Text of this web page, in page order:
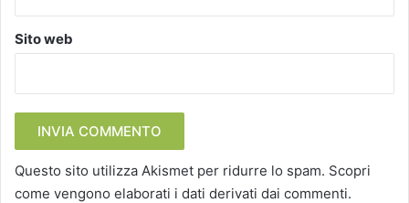
Sito web
Questo sito utilizza Akismet per ridurre lo spam. Scopri
come vengono elaborati i dati derivati dai commenti.